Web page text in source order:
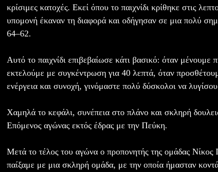
κρίσιμες κατοχές. Εκεί όπου το παιχνίδι κρίθηκε στις
υπομονή έκαναν τη διαφορά και οδήγησαν σε μια πολύ
64–62.
Αυτό το παιχνίδι επιβεβαίωσε κάτι βασικό: όταν μένουμε
εκτελούμε με συγκέντρωση για 40 λεπτά, όταν
ενέργεια και συνοχή, γινόμαστε πολύ δύσκολοι να
Χαμηλά το κεφάλι, συνέπεια στο πλάνο και σκληρή
Επόμενος αγώνας εκτός έδρας με την Πεύκη.
Μετά το τέλος του αγώνα ο προπονητής της ομάδας
παίξαμε με μια σκληρή ομάδα, με την οποία ήμασταν